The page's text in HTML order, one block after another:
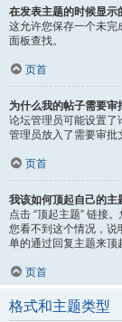
在发表主题的时候显示
这允许您保存一个未完
面板查找。
页首
为什么我的帖子需要审
论坛管理员可能设置了
管理员放入了需要审批
页首
我该如何顶起自己的主
点击 “顶起主题” 链接
您看不到这个情况，说
单的通过回复主题来顶
页首
格式和主题类型